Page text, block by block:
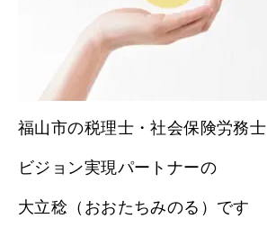
福山市の税理士・社会保険労務士
ビジョン実現パートナーの
大立稔（おおたちみのる）です